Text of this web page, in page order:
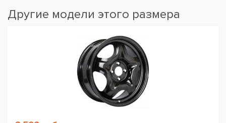
Другие модели этого размера